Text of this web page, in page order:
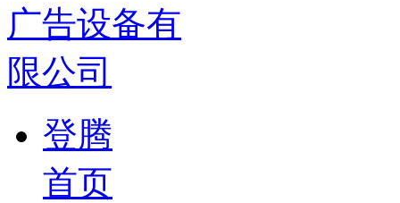
登腾
首页